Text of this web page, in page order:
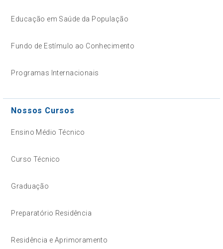
Educação em Saúde da População
Fundo de Estímulo ao Conhecimento
Programas Internacionais
Nossos Cursos
Ensino Médio Técnico
Curso Técnico
Graduação
Preparatório Residência
Residência e Aprimoramento